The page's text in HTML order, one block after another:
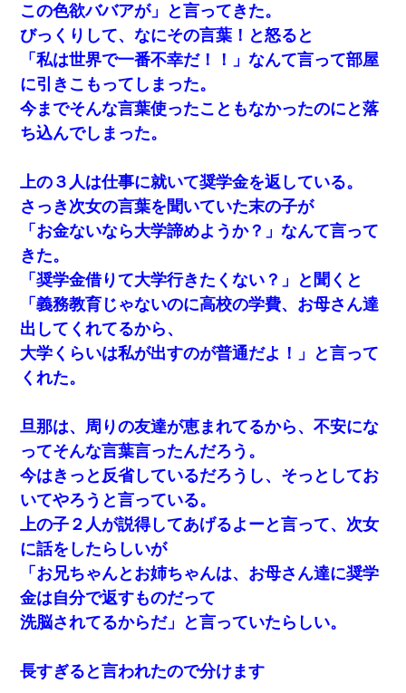
この色欲ババアが」と言ってきた。
びっくりして、なにその言葉！と怒ると
「私は世界で一番不幸だ！！」なんて言って部屋
に引きこもってしまった。
今までそんな言葉使ったこともなかったのにと落
ち込んでしまった。
上の３人は仕事に就いて奨学金を返している。
さっき次女の言葉を聞いていた末の子が
「お金ないなら大学諦めようか？」なんて言って
きた。
「奨学金借りて大学行きたくない？」と聞くと
「義務教育じゃないのに高校の学費、お母さん達
出してくれてるから、
大学くらいは私が出すのが普通だよ！」と言って
くれた。
旦那は、周りの友達が恵まれてるから、不安にな
ってそんな言葉言ったんだろう。
今はきっと反省しているだろうし、そっとしてお
いてやろうと言っている。
上の子２人が説得してあげるよーと言って、次女
に話をしたらしいが
「お兄ちゃんとお姉ちゃんは、お母さん達に奨学
金は自分で返すものだって
洗脳されてるからだ」と言っていたらしい。
長すぎると言われたので分けます